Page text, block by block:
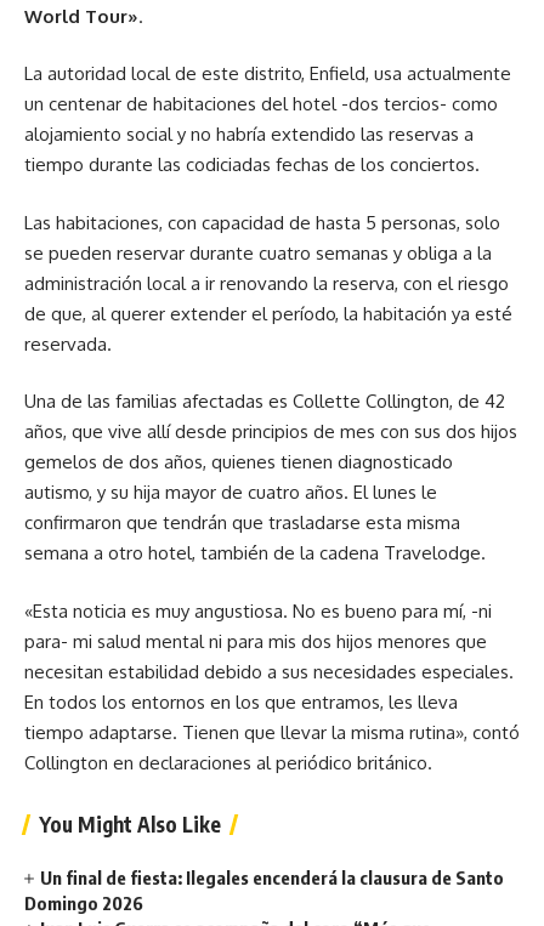
World Tour».
La autoridad local de este distrito, Enfield, usa actualmente
un centenar de habitaciones del hotel -dos tercios- como
alojamiento social y no habría extendido las reservas a
tiempo durante las codiciadas fechas de los conciertos.
Las habitaciones, con capacidad de hasta 5 personas, solo
se pueden reservar durante cuatro semanas y obliga a la
administración local a ir renovando la reserva, con el riesgo
de que, al querer extender el período, la habitación ya esté
reservada.
Una de las familias afectadas es Collette Collington, de 42
años, que vive allí desde principios de mes con sus dos hijos
gemelos de dos años, quienes tienen diagnosticado
autismo, y su hija mayor de cuatro años. El lunes le
confirmaron que tendrán que trasladarse esta misma
semana a otro hotel, también de la cadena Travelodge.
«Esta noticia es muy angustiosa. No es bueno para mí, -ni
para- mi salud mental ni para mis dos hijos menores que
necesitan estabilidad debido a sus necesidades especiales.
En todos los entornos en los que entramos, les lleva
tiempo adaptarse. Tienen que llevar la misma rutina», contó
Collington en declaraciones al periódico británico.
You Might Also Like
Un final de fiesta: Ilegales encenderá la clausura de Santo
Domingo 2026